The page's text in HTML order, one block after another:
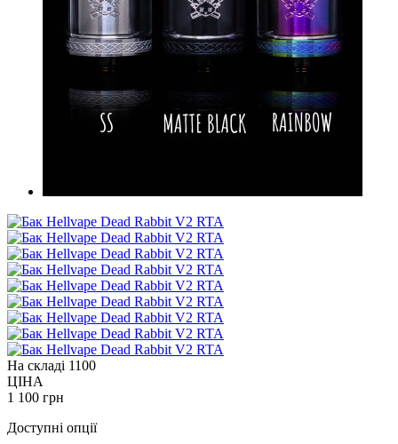
На складі 1100
ЦІНА
1 100 грн
Доступні опції